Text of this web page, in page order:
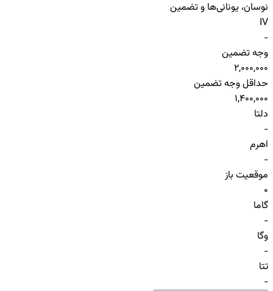
نوسان، یونانی‌ها و تضمین
IV
-
وجه تضمین
2,000,000
حداقل وجه تضمین
1,400,000
دلتا
-
اهرم
-
موقعیت باز
0
گاما
-
وگا
-
تتا
-